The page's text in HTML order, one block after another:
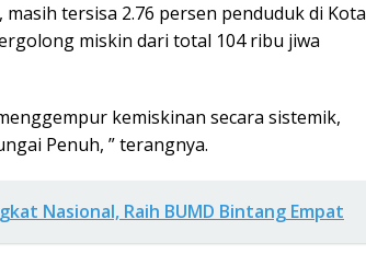
tersisa 2.76 persen penduduk di Kota
miskin dari total 104 ribu jiwa
kemiskinan secara sistemik,
Penuh, ” terangnya.
Nasional, Raih BUMD Bintang Empat